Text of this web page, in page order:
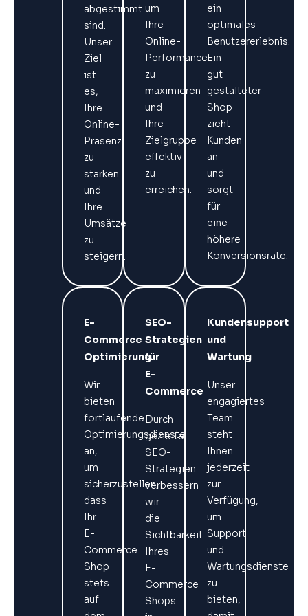
abgestimmt
sind.
Unser
Ziel
ist
es,
Ihre
Online-
Präsenz
zu
stärken
und
Ihre
Umsätze
zu
steigern.
um
Ihre
Online-
Performance
zu
maximieren
und
Ihre
Zielgruppe
effektiv
zu
erreichen.
ein
optimales
Benutzererlebnis.
Ein
gut
gestalteter
Shop
zieht
Kunden
an
und
sorgt
für
eine
höhere
Konversionsrate.
E-
Commerce
Optimierung
Wir
bieten
fortlaufende
Optimierungsdienste
an,
um
sicherzustellen,
dass
Ihr
E-
Commerce
Shop
stets
auf
SEO-
Strategien
für
E-
Commerce
Durch
gezielte
SEO-
Strategien
verbessern
wir
die
Sichtbarkeit
Ihres
E-
Commerce
Shops
Kundensupport
und
Wartung
Unser
engagiertes
Team
steht
Ihnen
jederzeit
zur
Verfügung,
um
Support
und
Wartungsdienste
zu
bieten,